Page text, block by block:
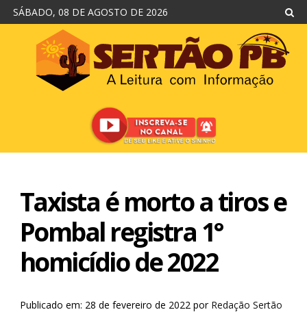
SÁBADO, 08 DE AGOSTO DE 2026
Taxista é morto a tiros e
Pombal registra 1°
homicídio de 2022
Publicado em: 28 de fevereiro de 2022 por Redação Sertão